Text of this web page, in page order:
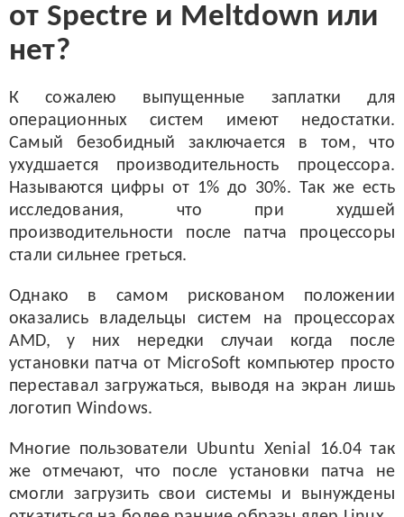
от Spectre и Meltdown или
нет?
К сожалею выпущенные заплатки для
операционных систем имеют недостатки.
Самый безобидный заключается в том, что
ухудшается производительность процессора.
Называются цифры от 1% до 30%. Так же есть
исследования, что при худшей
производительности после патча процессоры
стали сильнее греться.
Однако в самом рискованом положении
оказались владельцы систем на процессорах
AMD, у них нередки случаи когда после
установки патча от MicroSoft компьютер просто
переставал загружаться, выводя на экран лишь
логотип Windows.
Многие пользователи Ubuntu Xenial 16.04 так
же отмечают, что после установки патча не
смогли загрузить свои системы и вынуждены